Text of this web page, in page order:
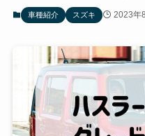
車種紹介 スズキ 2023年